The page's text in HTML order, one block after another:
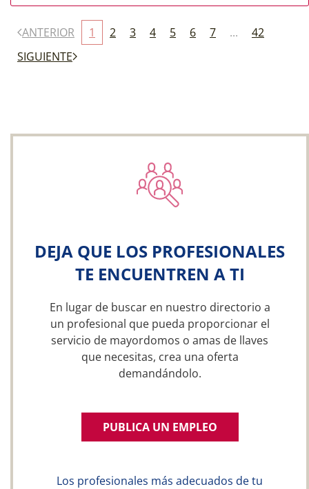
ANTERIOR 1 2 3 4 5 6 7 ...
42
SIGUIENTE
DEJA QUE LOS PROFESIONALES
TE ENCUENTREN A TI
En lugar de buscar en nuestro directorio a
un profesional que pueda proporcionar el
servicio de mayordomos o amas de llaves
que necesitas, crea una oferta
demandándolo.
PUBLICA UN EMPLEO
Los profesionales más adecuados de tu